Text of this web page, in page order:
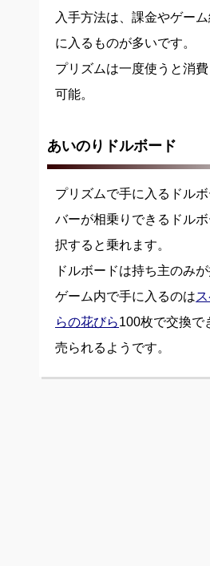
入手方法は、課金やゲー
に入るものが多いです。
プリズムは一度使うと消
可能。
あいのりドルボード
プリズムで手に入るドル
バーが相乗りできるドル
択すると乗れます。
ドルボードは持ち主のみ
ゲーム内で手に入るのは
らの花びら100枚で交換で
売られるようです。